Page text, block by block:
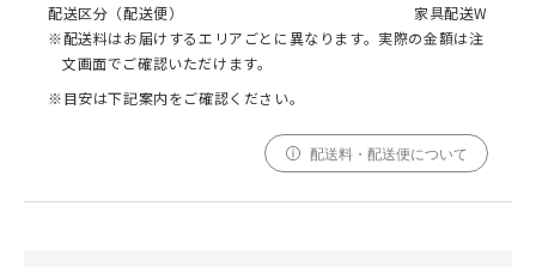
配送区分（配送便）
家具配送W
※配送料はお届けするエリアごとに異なります。実際の金額は注
文画面でご確認いただけます。
※目安は下記案内をご確認ください。
配送料・配送便について